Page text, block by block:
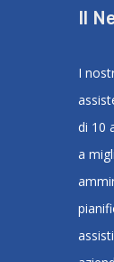
Il
I
di 10
a